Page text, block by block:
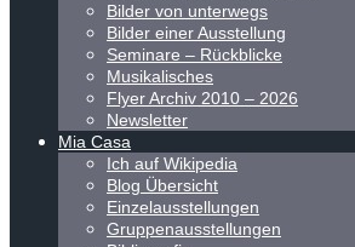
Bilder von unterwegs
Bilder einer Ausstellung
Seminare – Rückblicke
Musikalisches
Flyer Archiv 2010 – 2026
Newsletter
Mia Casa
Ich auf Wikipedia
Blog Übersicht
Einzelausstellungen
Gruppenausstellungen